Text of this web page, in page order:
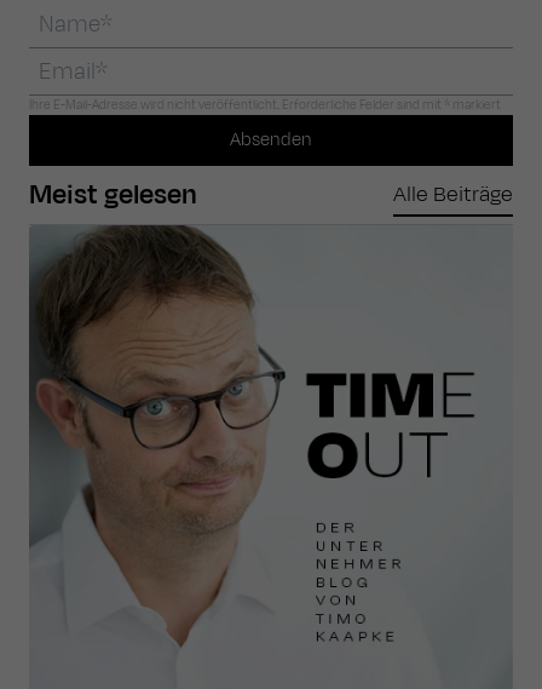
Ihre E-Mail-Adresse wird nicht veröffentlicht. Erforderliche Felder sind mit * markiert
Absenden
Meist gelesen Alle Beiträge